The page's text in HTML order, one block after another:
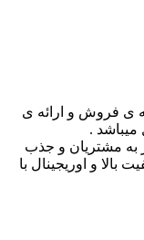
ی فروش و ارائه ی
میباشد .
به مشتریان و جذب
بالا و اوریجینال با